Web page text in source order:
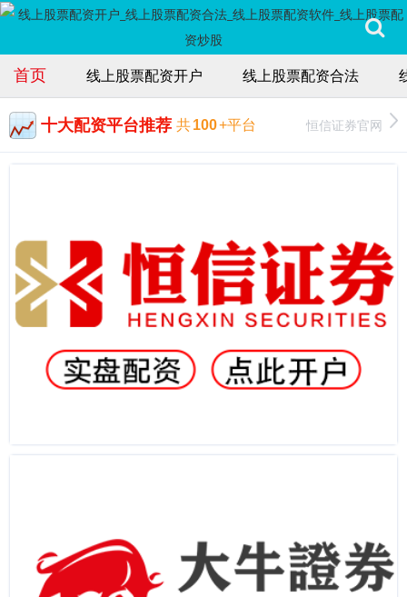
首页 线上股票配资开户 线上股票配资合法
十大配资平台推荐 共100+平台 恒信证券官网